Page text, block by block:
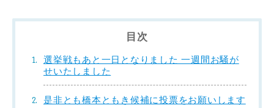
目次
選挙戦もあと一日となりました 一週間お騒が
せいたしました
是非とも橋本ともき候補に投票をお願いします